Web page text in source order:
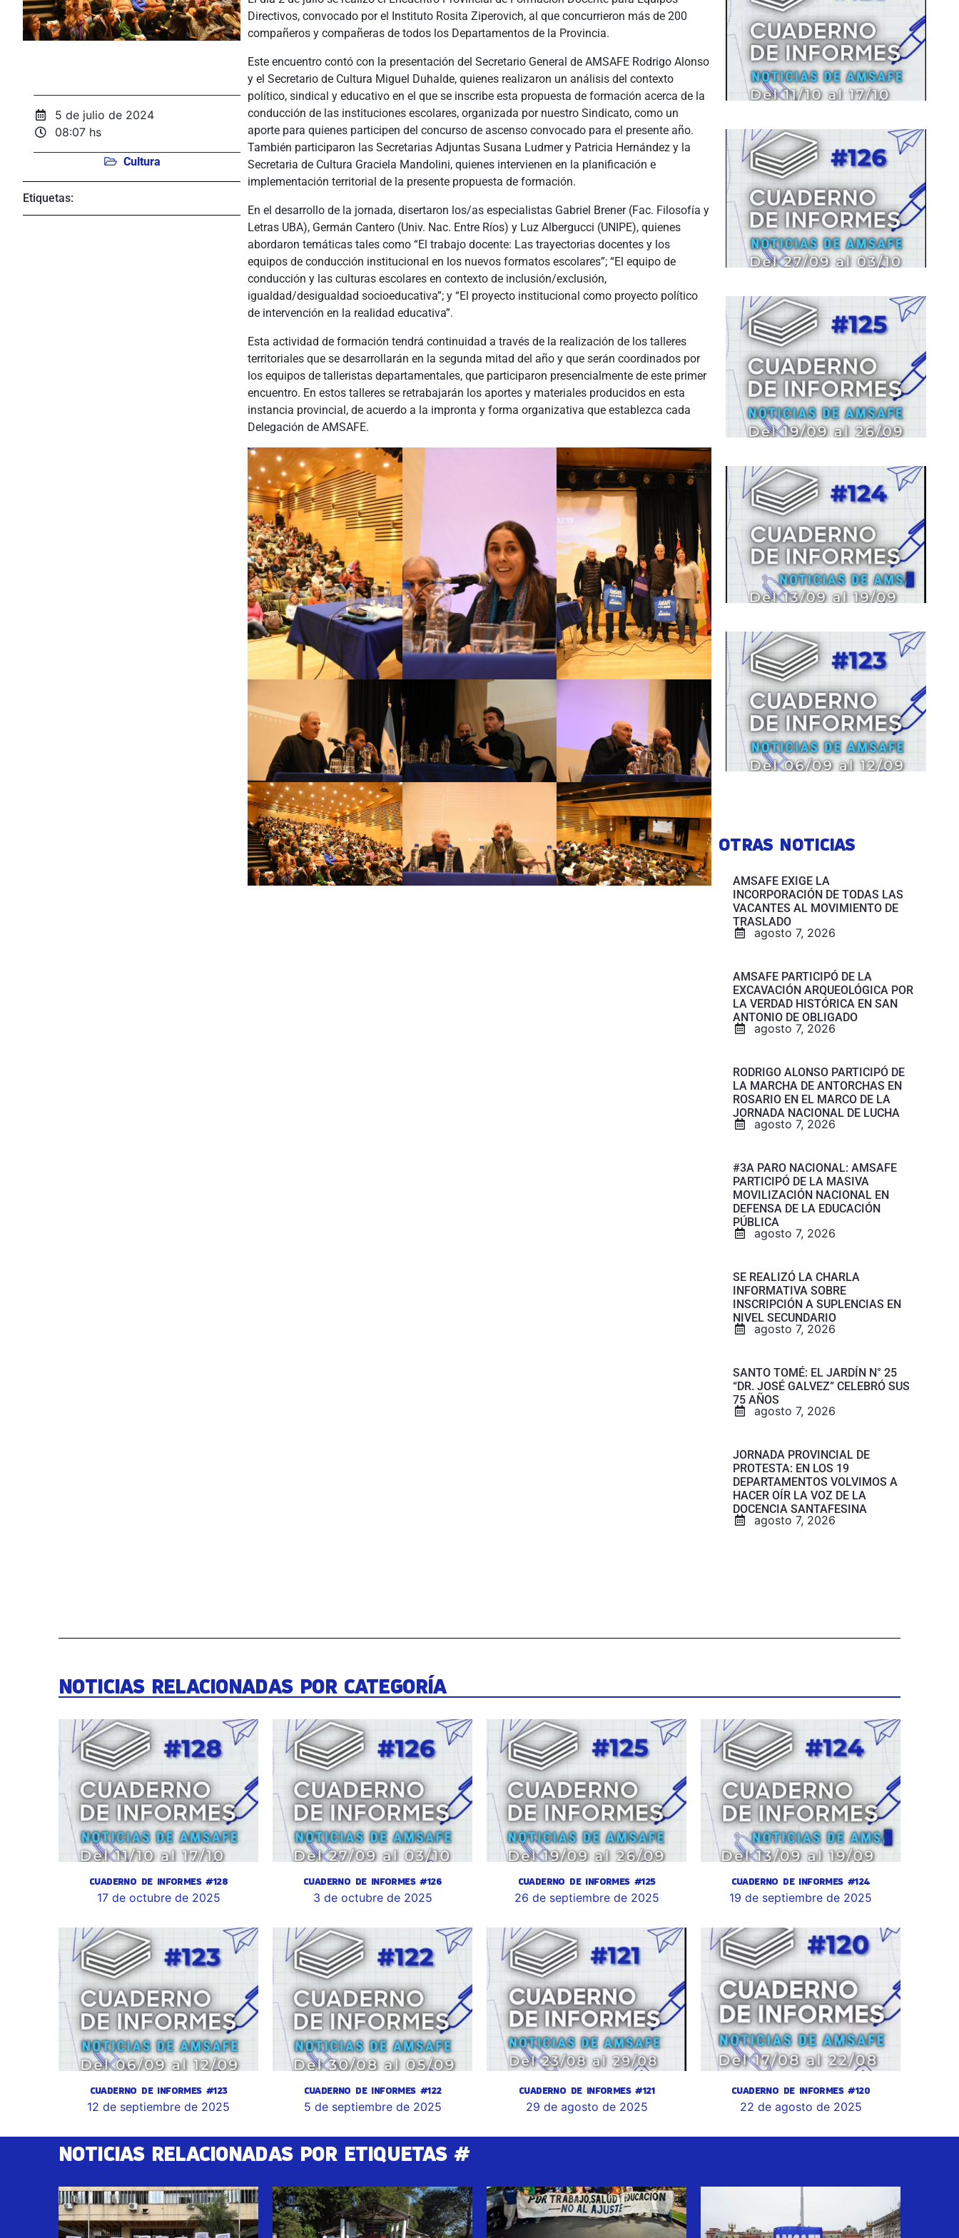
5 de julio de 2024
08:07 hs
Cultura
Etiquetas:
Directivos, convocado por el Instituto Rosita Ziperovich, al que concurrieron más de 200
compañeros y compañeras de todos los Departamentos de la Provincia.
Este encuentro contó con la presentación del Secretario General de AMSAFE Rodrigo Alonso
y el Secretario de Cultura Miguel Duhalde, quienes realizaron un análisis del contexto
político, sindical y educativo en el que se inscribe esta propuesta de formación acerca de la
conducción de las instituciones escolares, organizada por nuestro Sindicato, como un
aporte para quienes participen del concurso de ascenso convocado para el presente año.
También participaron las Secretarias Adjuntas Susana Ludmer y Patricia Hernández y la
Secretaria de Cultura Graciela Mandolini, quienes intervienen en la planificación e
implementación territorial de la presente propuesta de formación.
En el desarrollo de la jornada, disertaron los/as especialistas Gabriel Brener (Fac. Filosofía y
Letras UBA), Germán Cantero (Univ. Nac. Entre Ríos) y Luz Albergucci (UNIPE), quienes
abordaron temáticas tales como “El trabajo docente: Las trayectorias docentes y los
equipos de conducción institucional en los nuevos formatos escolares”; “El equipo de
conducción y las culturas escolares en contexto de inclusión/exclusión,
igualdad/desigualdad socioeducativa”; y “El proyecto institucional como proyecto político
de intervención en la realidad educativa”.
Esta actividad de formación tendrá continuidad a través de la realización de los talleres
territoriales que se desarrollarán en la segunda mitad del año y que serán coordinados por
los equipos de talleristas departamentales, que participaron presencialmente de este primer
encuentro. En estos talleres se retrabajarán los aportes y materiales producidos en esta
instancia provincial, de acuerdo a la impronta y forma organizativa que establezca cada
Delegación de AMSAFE.
OTRAS NOTICIAS
AMSAFE EXIGE LA
INCORPORACIÓN DE TODAS LAS
VACANTES AL MOVIMIENTO DE
TRASLADO
agosto 7, 2026
AMSAFE PARTICIPÓ DE LA
EXCAVACIÓN ARQUEOLÓGICA POR
LA VERDAD HISTÓRICA EN SAN
ANTONIO DE OBLIGADO
agosto 7, 2026
RODRIGO ALONSO PARTICIPÓ DE
LA MARCHA DE ANTORCHAS EN
ROSARIO EN EL MARCO DE LA
JORNADA NACIONAL DE LUCHA
agosto 7, 2026
#3A PARO NACIONAL: AMSAFE
PARTICIPÓ DE LA MASIVA
MOVILIZACIÓN NACIONAL EN
DEFENSA DE LA EDUCACIÓN
PÚBLICA
agosto 7, 2026
SE REALIZÓ LA CHARLA
INFORMATIVA SOBRE
INSCRIPCIÓN A SUPLENCIAS EN
NIVEL SECUNDARIO
agosto 7, 2026
SANTO TOMÉ: EL JARDÍN N° 25
“DR. JOSÉ GALVEZ” CELEBRÓ SUS
75 AÑOS
agosto 7, 2026
JORNADA PROVINCIAL DE
PROTESTA: EN LOS 19
DEPARTAMENTOS VOLVIMOS A
HACER OÍR LA VOZ DE LA
DOCENCIA SANTAFESINA
agosto 7, 2026
NOTICIAS RELACIONADAS POR CATEGORÍA
CUADERNO DE INFORMES #128
17 de octubre de 2025
CUADERNO DE INFORMES #126
3 de octubre de 2025
CUADERNO DE INFORMES #125
26 de septiembre de 2025
CUADERNO DE INFORMES #124
19 de septiembre de 2025
CUADERNO DE INFORMES #123
12 de septiembre de 2025
CUADERNO DE INFORMES #122
5 de septiembre de 2025
CUADERNO DE INFORMES #121
29 de agosto de 2025
CUADERNO DE INFORMES #120
22 de agosto de 2025
NOTICIAS RELACIONADAS POR ETIQUETAS #